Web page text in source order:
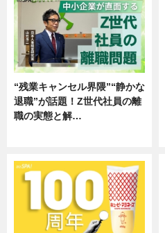
“残業キャンセル界隈”“静かな
退職”が話題！Z世代社員の離
職の実態と解…